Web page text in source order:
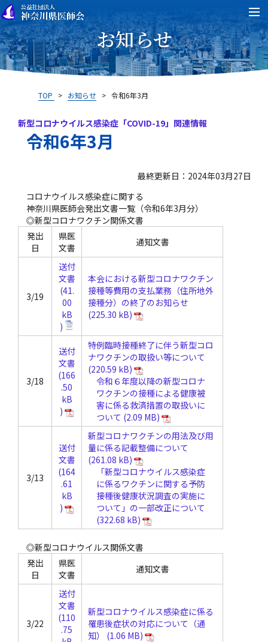
お知らせ
TOP > お知らせ >令和6年3月
新型コロナウイルス感染症「COVID-19」関連情報
令和6年3月
最終更新日：2024年03月27日
コロナウイルス感染症に関する
神奈川県医師会発出文書一覧（令和6年3月分）
◎新型コロナワクチン関係文書
発出
日
県医
文書
通知文書
3/19
送付
文書
本会における新型コロナワクチン
接種等費用の支払業務（住所地外
接種分）の終了のお知らせ
3/18
送付
文書
特例臨時接種終了に伴う新型コロ
ナワクチンの取扱い等について
令和６年度以降の新型コロナ
ワクチンの接種による健康被
害に係る救済措置の取扱いに
ついて
3/13
送付
文書
新型コロナワクチンの用法及び用
量に係る記載整備について
「新型コロナウイルス感染症
に係るワクチンに関する予防
接種後健康状況調査の実施に
ついて」の一部改正について
◎新型コロナウイルス関係文書
発出
日
県医
文書
通知文書
3/22
送付
文書
新型コロナウイルス感染症に係る
罹患後症状の対応について（通
知）